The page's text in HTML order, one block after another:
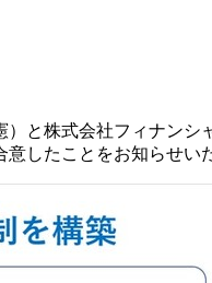
と株式会社フィナンシ
したことをお知らせい